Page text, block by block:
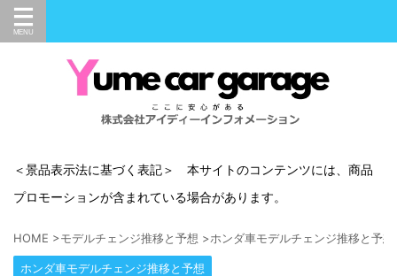
＜景品表示法に基づく表記＞ 本サイトのコンテンツには、商品
プロモーションが含まれている場合があります。
HOME >モデルチェンジ推移と予想 >ホンダ車モデルチェンジ推移と予想
ホンダ車モデルチェンジ推移と予想